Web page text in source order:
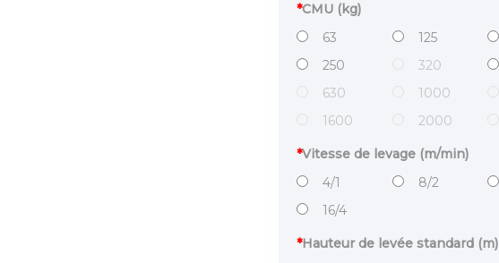
*CMU (kg)
63
125
250
320
630
1000
1600
2000
*Vitesse de levage (m/min)
4/1
8/2
16/4
*Hauteur de levée standard (m)